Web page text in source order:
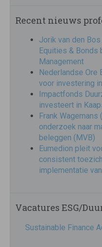
Recent nieuws
Jorik van den
Equities &
Management
Nederlandse Ore
voor investering
Impactfonds
investeert in
Frank Wagemans
onderzoek naar
beleggen (MVB)
Eumedion pleit
consistent
implementatie
Vacatures ESG/
Sustainable Finance